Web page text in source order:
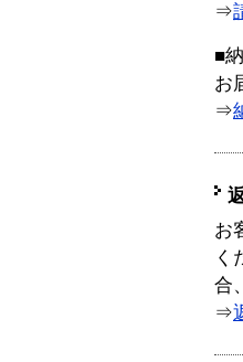
⇒
■
お
⇒
お
く
合
⇒